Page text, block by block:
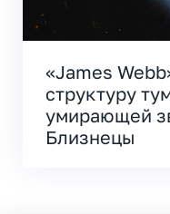
«James
структуру
умирающей
Близнецы